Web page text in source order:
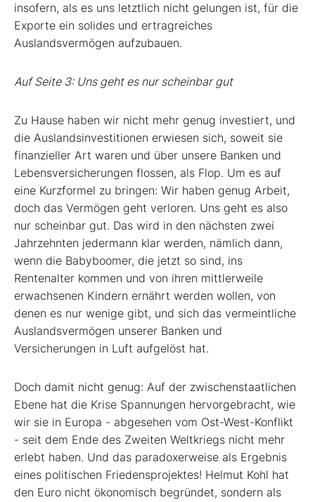
insofern, als es uns letztlich nicht gelungen ist, für die
Exporte ein solides und ertragreiches
Auslandsvermögen aufzubauen.
Auf Seite 3: Uns geht es nur scheinbar gut
Zu Hause haben wir nicht mehr genug investiert, und
die Auslandsinvestitionen erwiesen sich, soweit sie
finanzieller Art waren und über unsere Banken und
Lebensversicherungen flossen, als Flop. Um es auf
eine Kurzformel zu bringen: Wir haben genug Arbeit,
doch das Vermögen geht verloren. Uns geht es also
nur scheinbar gut. Das wird in den nächsten zwei
Jahrzehnten jedermann klar werden, nämlich dann,
wenn die Babyboomer, die jetzt so sind, ins
Rentenalter kommen und von ihren mittlerweile
erwachsenen Kindern ernährt werden wollen, von
denen es nur wenige gibt, und sich das vermeintliche
Auslandsvermögen unserer Banken und
Versicherungen in Luft aufgelöst hat.
Doch damit nicht genug: Auf der zwischenstaatlichen
Ebene hat die Krise Spannungen hervorgebracht, wie
wir sie in Europa - abgesehen vom Ost-West-Konflikt
- seit dem Ende des Zweiten Weltkriegs nicht mehr
erlebt haben. Und das paradoxerweise als Ergebnis
eines politischen Friedensprojektes! Helmut Kohl hat
den Euro nicht ökonomisch begründet, sondern als